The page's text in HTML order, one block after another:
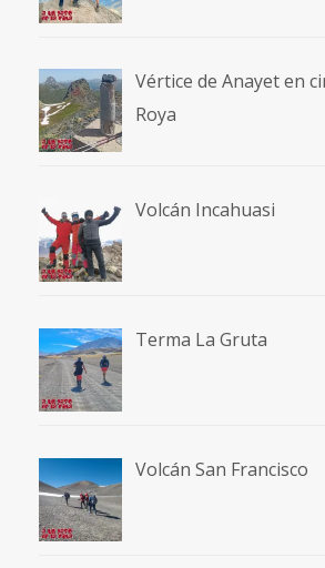
Vértice de Anayet en
Roya
Volcán Incahuasi
Terma La Gruta
Volcán San Francisco